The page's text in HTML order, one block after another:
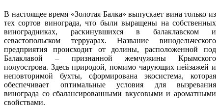
В настоящее время «Золотая Балка» выпускает вина только из
тех сортов винограда, что были выращены на собственных
виноградниках, раскинувшихся в балаклавском и
севастопольском терруарах. Название винодельческого
предприятия происходит от долины, расположенной под
Балаклавой – признанной жемчужины Крымского
полуострова. Здесь природой, помимо чарующих пейзажей и
неповторимой бухты, сформирована экосистема, которая
обеспечивает оптимальные условия для вызревания
винограда со сбалансированными вкусовыми и ароматными
свойствами.